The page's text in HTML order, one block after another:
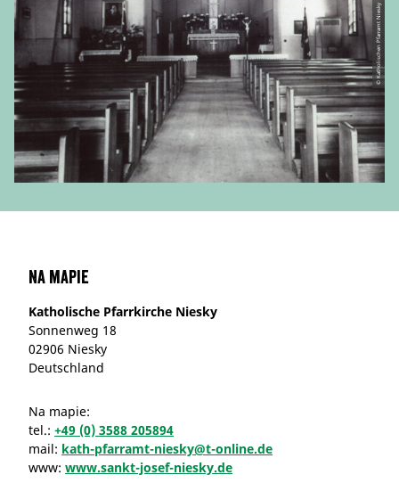
© Katholischen Pfarramt Niesky
Na mapie
Katholische Pfarrkirche Niesky
Sonnenweg 18
02906 Niesky
Deutschland
Na mapie:
tel.: +49 (0) 3588 205894
mail: kath-pfarramt-niesky@t-online.de
www: www.sankt-josef-niesky.de